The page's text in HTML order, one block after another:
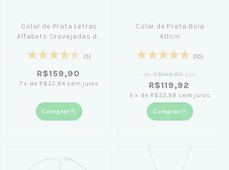
Colar de Prata Letras
Alfabeto Cravejadas de
(5)
R$159,90
7 x de R$22,84 sem juros
Comprar
Colar de Prata Bola
40cm
(10)
de R$149,90por
R$119,92
5 x de R$23,98 sem juros
Comprar